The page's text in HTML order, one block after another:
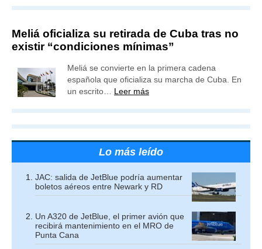
Meliá oficializa su retirada de Cuba tras no
existir “condiciones mínimas”
Meliá se convierte en la primera cadena
española que oficializa su marcha de Cuba. En
un escrito… Leer más
Lo más leído
JAC: salida de JetBlue podría aumentar
boletos aéreos entre Newark y RD
Un A320 de JetBlue, el primer avión que
recibirá mantenimiento en el MRO de
Punta Cana